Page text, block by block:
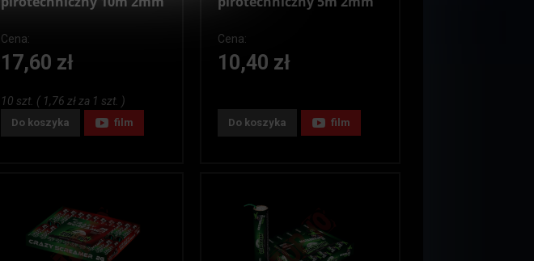
Cena:
17,60 zł
10 szt. ( 1,76 zł za 1 szt. )
Do koszyka film
Cena:
10,40 zł
Do koszyka film